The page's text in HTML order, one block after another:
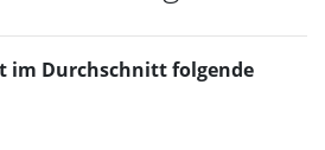
im Durchschnitt folgende